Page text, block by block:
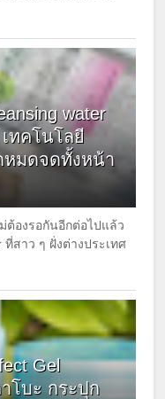
water
ทคโนโลยี
หมดจดทั้งหน้า
ต้องรอกันอีกต่อไปแล้ว
ที่สาว ๆ ฝั่งต่างประเทศ
Gel
โบะ กระปุก